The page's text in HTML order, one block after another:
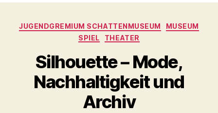
Kategorien
JUGENDGREMIUM SCHATTENMUSEUM
MUSEUM
SPIEL
THEATER
Silhouette – Mode,
Nachhaltigkeit und
Archiv